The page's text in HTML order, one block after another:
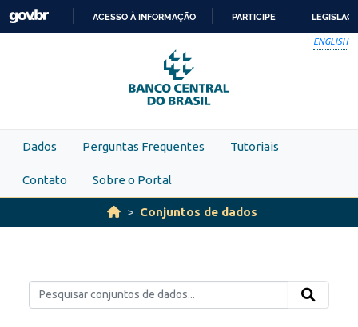
Skip to main content
PARA
O
CONTEÚDO
ACESSO À INFORMAÇÃO PARTICIPE
ENGLISH
Dados Perguntas Frequentes Tutoriais
Contato Sobre o Portal
Conjuntos de dados